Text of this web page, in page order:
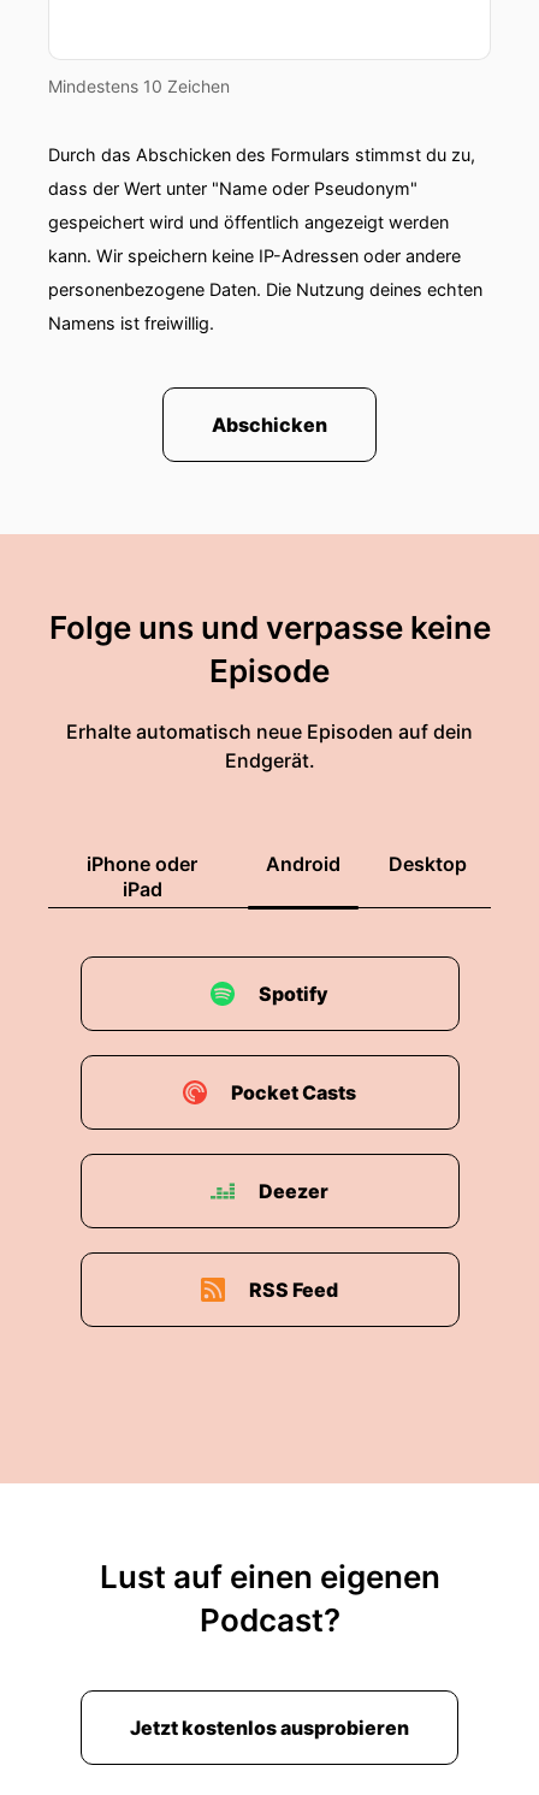
Mindestens 10 Zeichen
Durch das Abschicken des Formulars stimmst du zu,
dass der Wert unter "Name oder Pseudonym"
gespeichert wird und öffentlich angezeigt werden
kann. Wir speichern keine IP-Adressen oder andere
personenbezogene Daten. Die Nutzung deines echten
Namens ist freiwillig.
Abschicken
Folge uns und verpasse keine
Episode
Erhalte automatisch neue Episoden auf dein
Endgerät.
iPhone oder
iPad
Android Desktop
Spotify
Pocket Casts
Deezer
RSS Feed
Lust auf einen eigenen
Podcast?
Jetzt kostenlos ausprobieren